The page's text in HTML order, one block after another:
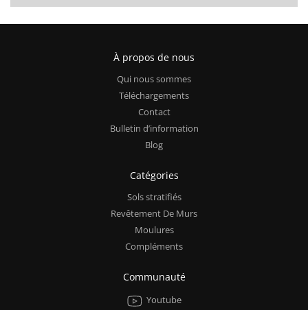
À propos de nous
Qui nous sommes
Téléchargements
Contact
Bulletin d’information
Blog
Catégories
Sols stratifiés
Revêtement De Murs
Moulures
Compléments
Communauté
Youtube